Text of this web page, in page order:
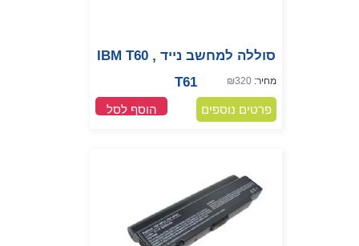
סוללה למחשב נייד IBM T60 ,
T61
מחיר: ₪320
פרטים נוספים הוסף לסל